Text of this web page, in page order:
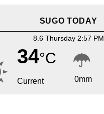
SUGO TODAY
8.6 Thursday 2:57 PM
34°C
Current 0mm